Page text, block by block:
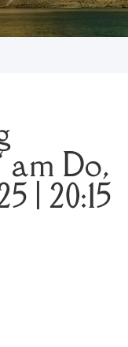
am Do,
| 20:15